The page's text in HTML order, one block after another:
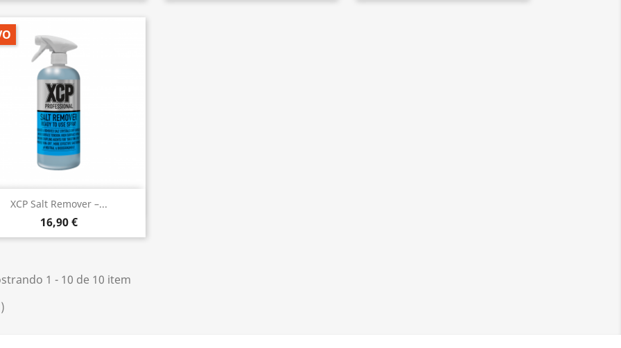
XCP Salt Remover –...
16,90 €
Vista rápida
1 - 10 de 10 item